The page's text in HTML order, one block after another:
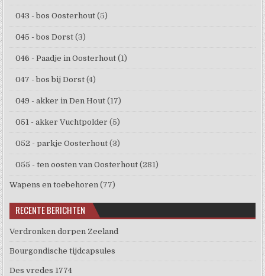
043 - bos Oosterhout (5)
045 - bos Dorst (3)
046 - Paadje in Oosterhout (1)
047 - bos bij Dorst (4)
049 - akker in Den Hout (17)
051 - akker Vuchtpolder (5)
052 - parkje Oosterhout (3)
055 - ten oosten van Oosterhout (281)
Wapens en toebehoren (77)
RECENTE BERICHTEN
Verdronken dorpen Zeeland
Bourgondische tijdcapsules
Des vredes 1774